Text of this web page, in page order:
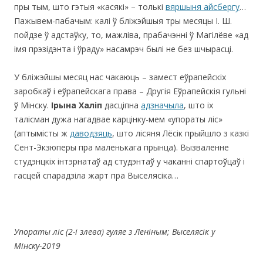
пры тым, што гэтыя «касякі» – толькі вяршыня айсбергу…
Пажывем-пабачым: калі ў бліжэйшыя тры месяцы І. Ш.
пойдзе ў адстаўку, то, мажліва, прабачэнні ў Магілёве «ад
імя прэзідэнта і ўраду» насамрэч былі не без шчырасці.
У бліжэйшы месяц нас чакаюць – замест еўрапейскіх
заробкаў і еўрапейскага права – Другія Еўрапейскія гульні
ў Мінску. Ірына Халіп дасціпна адзначыла, што іх
талісман дужа нагадвае карцінку-мем «упораты ліс»
(аптымісты ж даводзяць, што лісяня Лёсік прыйшло з казкі
Сент-Экзюперы пра маленькага прынца). Вызваленне
студэнцкіх інтэрнатаў ад студэнтаў у чаканні спартоўцаў і
гасцей спарадзіла жарт пра Выселясіка…
Упораты ліс(2-і злева) гуляе з Леніным; Выселясік у
Мінску-2019